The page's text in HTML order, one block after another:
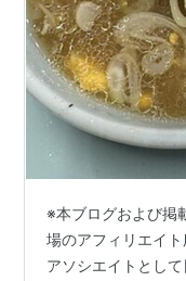
※本ブログおよび掲
場のアフィリエイ
アソシエイトとし